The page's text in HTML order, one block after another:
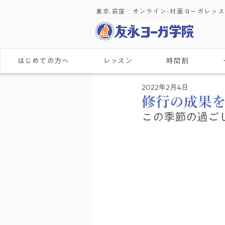
東京,荻窪 : ​オンライン-対面ヨーガレッ
はじめての方へ レッスン 時間割
修行の成
2022年2月4日
この季節の過